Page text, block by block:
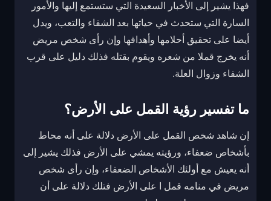
فهذا يشير إلى الأخبار السعيدة التي ستستمع إليها والأمور
السارة التي ستحدث في حياتها بعد الشقاء والتعب، ويدل
أيضا على تحقيق أحلامها وأهدافها وإن رأى شخص مريض
أنه يخرج قملا من شعره ويقوم بقتله فذلك دليل على قرب
الشفاء وزوال العلة.
ما تفسير رؤية القمل على الأرض؟
إن شاهد شخص القمل على الأرض دلالة على أنه محاط
بأشخاص ضعفاء، ورؤيته يمشي على الأرض فذلك يشير إلى
أنه يعيش مع أولئك الأشخاص الضعفاء، وإن رأى شخص
مريض في منامه قمل ا على الأرض فتلك دلالة على أن